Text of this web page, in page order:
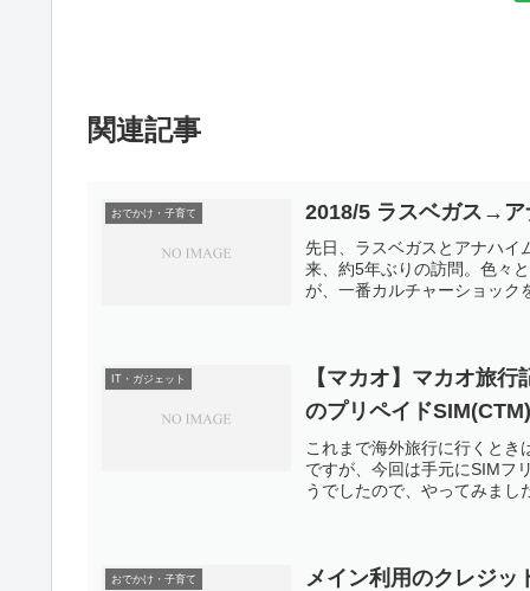
関連記事
おでかけ・子育て 2018/5 ラスベガス→
先日、ラスベガスとアナハイ
来、約5年ぶりの訪問。色々
が、一番カルチャーショック
IT・ガジェット
【マカオ】マカオ旅
のプリペイド
これまで海外旅行に行くと
ですが、今回は手元にSIMフ
うでしたので、やってみまし
おでかけ・子育て メイン利用のクレジッ